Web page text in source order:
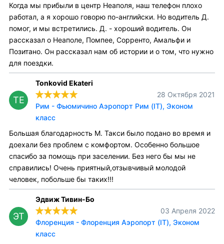
Когда мы прибыли в центр Неаполя, наш телефон плохо
работал, а я хорошо говорю по-английски. Но водитель Д.
помог, и мы встретились. Д. - хороший водитель. Он
рассказал о Неаполе, Помпее, Сорренто, Амальфи и
Позитано. Он рассказал нам об истории и о том, что нужно
для поездки.
TE
Tonkovid Ekateri
28 Октября 2021
Рим - Фьюмичино Аэропорт Рим (IT), Эконом
класс
Большая благодарность М. Такси было подано во время и
доехали без проблем с комфортом. Особенно большое
спасибо за помощь при заселении. Без него бы мы не
справились! Очень приятный,отзывчивый молодой
человек, побольше бы таких!!!
ЭТ
Эдвиж Тивин-Бо
03 Апреля 2022
Флоренция - Флоренция Аэропорт (IT), Эконом
класс